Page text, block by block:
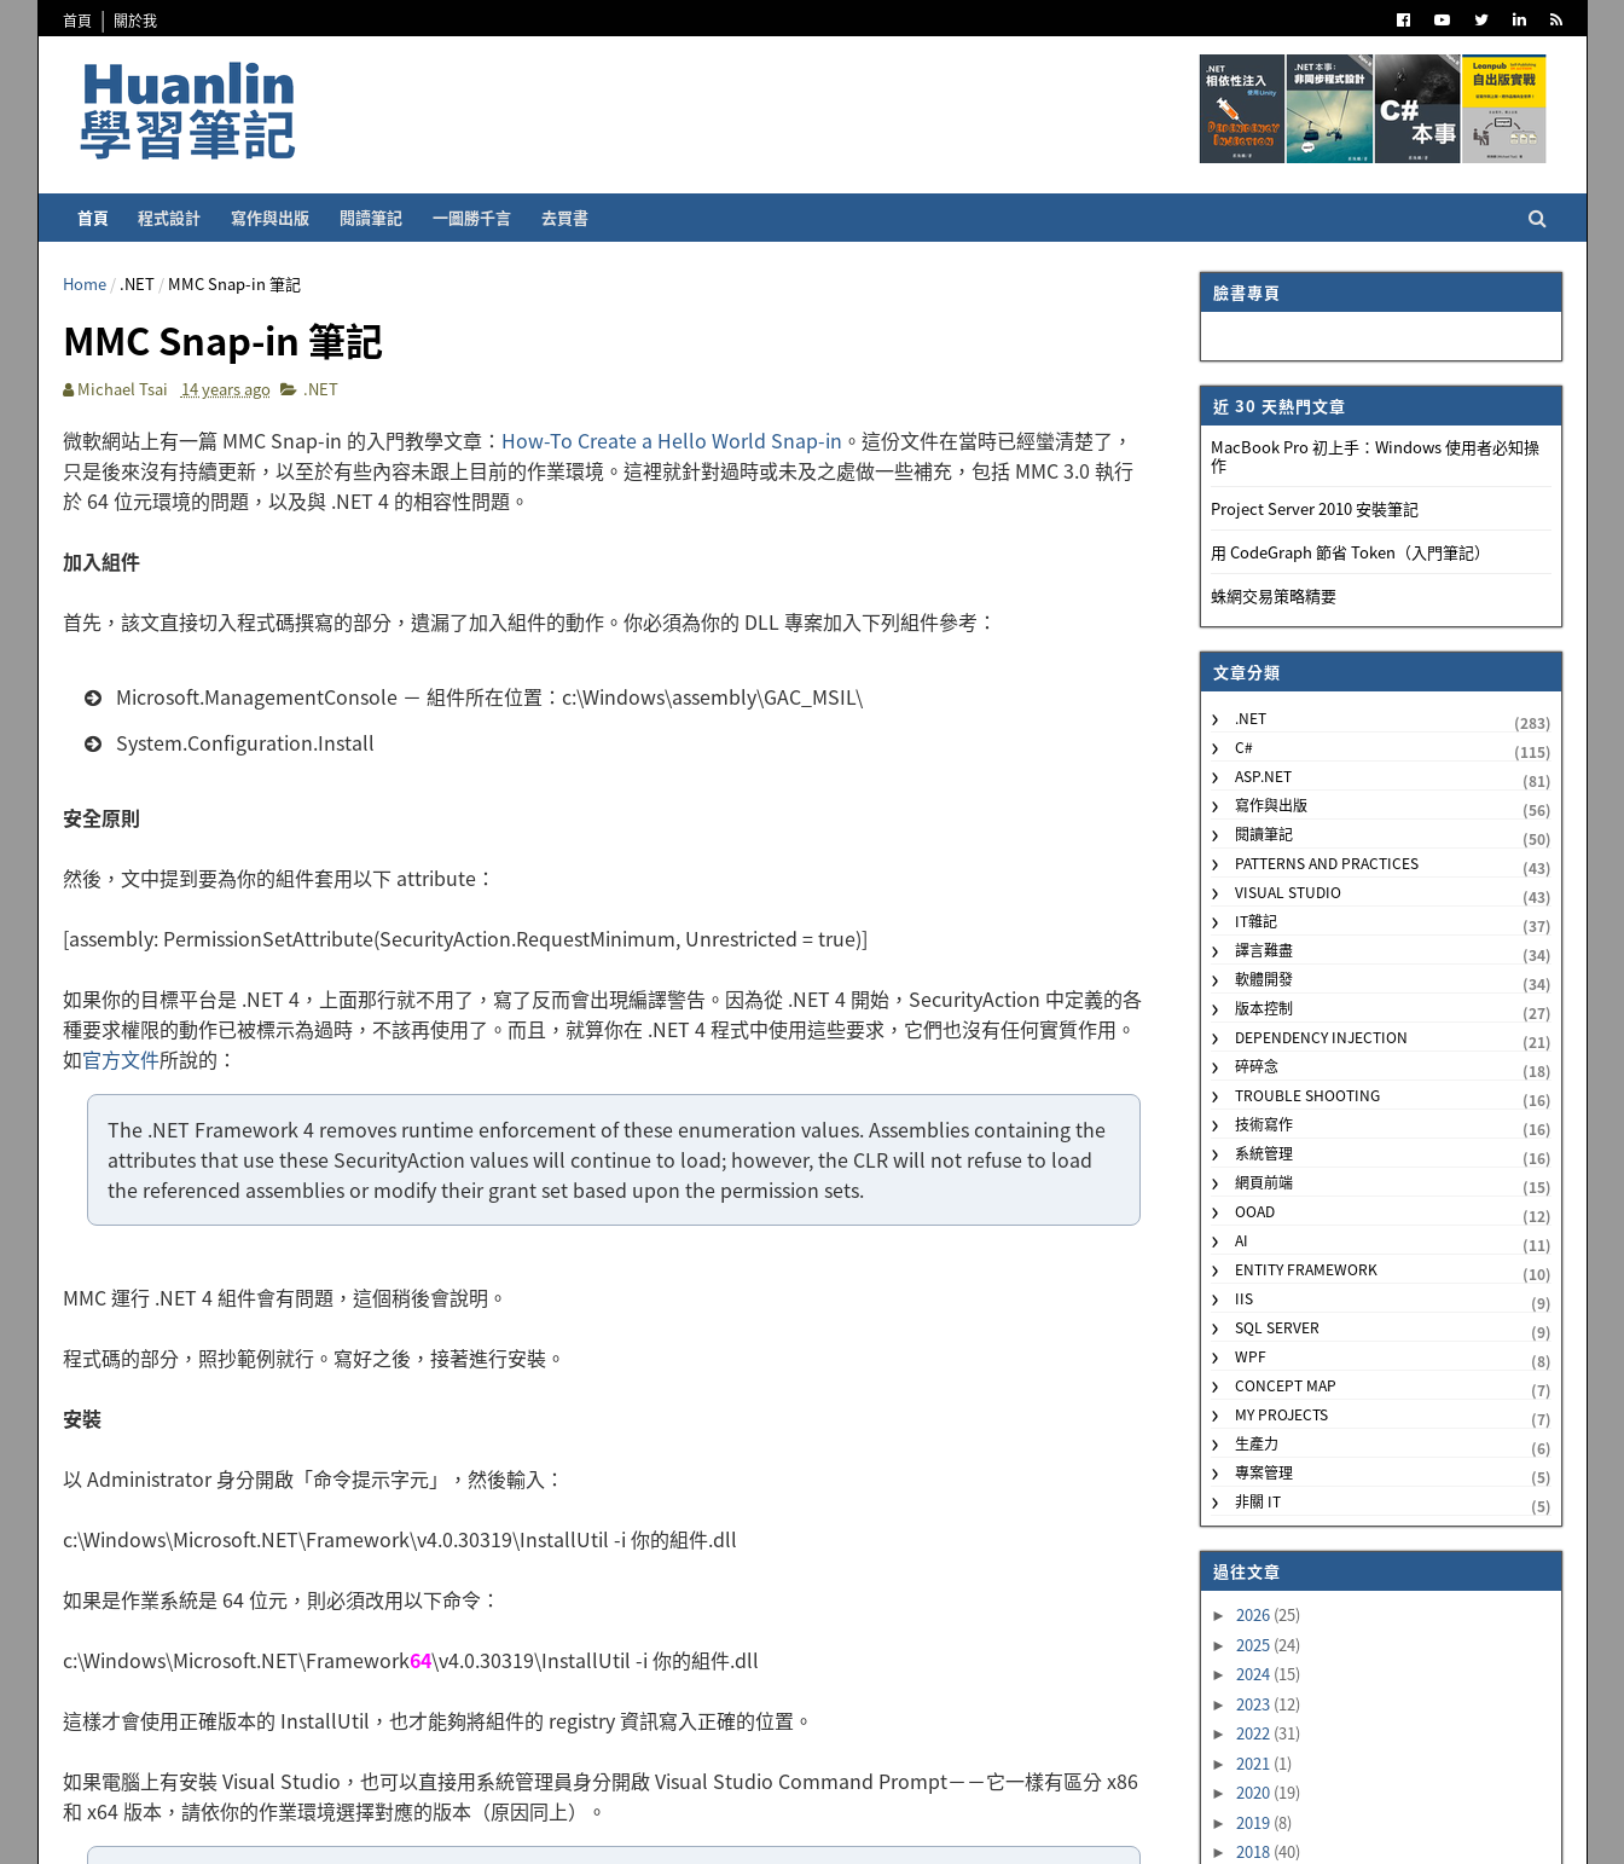
首頁 關於我
首頁 程式設計 寫作與出版 閱讀筆記 一圖勝千言 去買書
Home / .NET / MMC Snap-in 筆記
MMC Snap-in 筆記
Michael Tsai 14 years ago .NET
微軟網站上有一篇 MMC Snap-in 的入門教學文章： How-To Create a Hello World Snap-in 。這份文件在當時已經蠻清楚了，
只是後來沒有持續更新，以至於有些內容未跟上目前的作業環境。這裡就針對過時或未及之處做一些補充，包括 MMC 3.0 執行
於 64 位元環境的問題，以及與 .NET 4 的相容性問題。
加入組件
首先，該文直接切入程式碼撰寫的部分，遺漏了加入組件的動作。你必須為你的 DLL 專案加入下列組件參考：
Microsoft.ManagementConsole － 組件所在位置：c:\Windows\assembly\GAC_MSIL\
System.Configuration.Install
安全原則
然後，文中提到要為你的組件套用以下 attribute：
[assembly: PermissionSetAttribute(SecurityAction.RequestMinimum, Unrestricted = true)]
如果你的目標平台是 .NET 4，上面那行就不用了，寫了反而會出現編譯警告。因為從 .NET 4 開始，SecurityAction 中定義的各
種要求權限的動作已被標示為過時，不該再使用了。而且，就算你在 .NET 4 程式中使用這些要求，它們也沒有任何實質作用。
如官方文件所說的：
The .NET Framework 4 removes runtime enforcement of these enumeration values. Assemblies containing the
attributes that use these SecurityAction values will continue to load; however, the CLR will not refuse to load
the referenced assemblies or modify their grant set based upon the permission sets.
MMC 運行 .NET 4 組件會有問題，這個稍後會說明。
程式碼的部分，照抄範例就行。寫好之後，接著進行安裝。
安裝
以 Administrator 身分開啟「命令提示字元」，然後輸入：
c:\Windows\Microsoft.NET\Framework\v4.0.30319\InstallUtil -i 你的組件.dll
如果是作業系統是 64 位元，則必須改用以下命令：
c:\Windows\Microsoft.NET\Framework64\v4.0.30319\InstallUtil -i 你的組件.dll
這樣才會使用正確版本的 InstallUtil，也才能夠將組件的 registry 資訊寫入正確的位置。
如果電腦上有安裝 Visual Studio，也可以直接用系統管理員身分開啟 Visual Studio Command Prompt－－它一樣有區分 x86
和 x64 版本，請依你的作業環境選擇對應的版本（原因同上）。
臉書專頁
近 30 天熱門文章
MacBook Pro 初上手：Windows 使用者必知操
作
Project Server 2010 安裝筆記
用 CodeGraph 節省 Token（入門筆記）
蛛網交易策略精要
文章分類
.NET
(283)
C#
(115)
ASP.NET
(81)
寫作與出版
(56)
閱讀筆記
(50)
PATTERNS AND PRACTICES
(43)
VISUAL STUDIO
(43)
IT雜記
(37)
譯言難盡
(34)
軟體開發
(34)
版本控制
(27)
DEPENDENCY INJECTION
(21)
碎碎念
(18)
TROUBLE SHOOTING
(16)
技術寫作
(16)
系統管理
(16)
網頁前端
(15)
OOAD
(12)
AI
(11)
ENTITY FRAMEWORK
(10)
IIS
(9)
SQL SERVER
(9)
WPF
(8)
CONCEPT MAP
(7)
MY PROJECTS
(7)
生產力
(6)
專案管理
(5)
非關 IT
(5)
過往文章
► 2026 (25)
► 2025 (24)
► 2024 (15)
► 2023 (12)
► 2022 (31)
► 2021 (1)
► 2020 (19)
► 2019 (8)
► 2018 (40)